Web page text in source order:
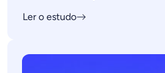
Ler o estudo